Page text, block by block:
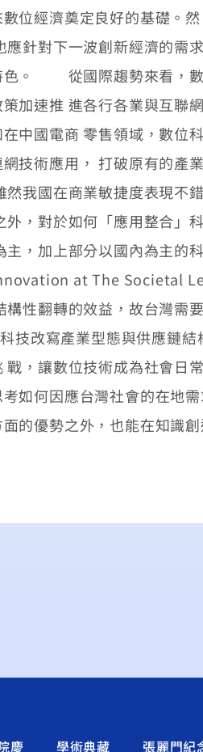
位經濟奠定良好的基礎。
針對下一波創新經濟的
色。 從國際趨勢來看，數
加速推 進各行各業與互
中國電商 零售領域，數
技術應用， 打破原有的
國在商業敏捷度表現不錯
，對於如何「應用整合
，加上部分以國內為主的
at The Societal
構性翻轉的效益，故台灣
改寫產業型態與供應鏈
戰，讓數位技術成為社
如何因應台灣社會的在地
的優勢之外，也能在知識
慶 學術典藏 張麗門紀